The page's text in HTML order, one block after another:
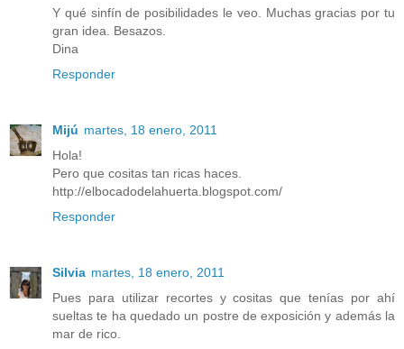
Y qué sinfín de posibilidades le veo. Muchas gracias por tu
gran idea. Besazos.
Dina
Responder
Mijú martes, 18 enero, 2011
Hola!
Pero que cositas tan ricas haces.
http://elbocadodelahuerta.blogspot.com/
Responder
Silvia martes, 18 enero, 2011
Pues para utilizar recortes y cositas que tenías por ahí
sueltas te ha quedado un postre de exposición y además la
mar de rico.